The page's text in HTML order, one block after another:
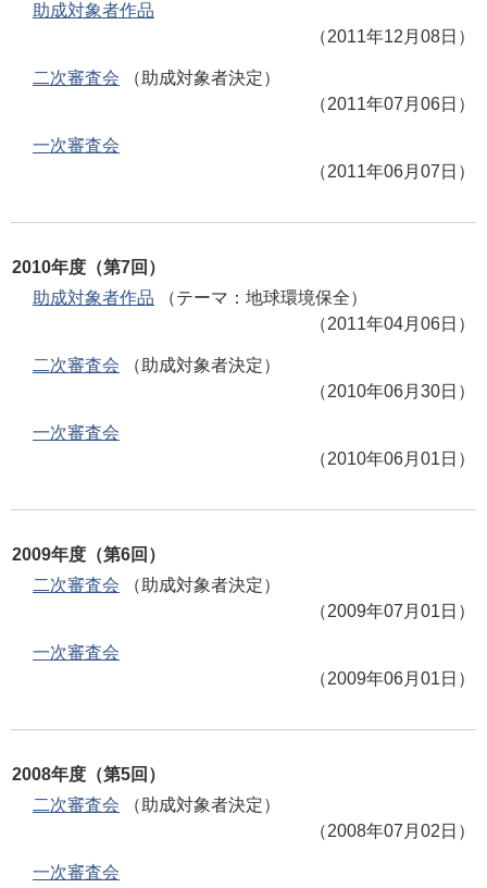
助成対象者作品
（2011年12月08日）
二次審査会 （助成対象者決定）
（2011年07月06日）
一次審査会
（2011年06月07日）
2010年度（第7回）
助成対象者作品 （テーマ：地球環境保全）
（2011年04月06日）
二次審査会 （助成対象者決定）
（2010年06月30日）
一次審査会
（2010年06月01日）
2009年度（第6回）
二次審査会 （助成対象者決定）
（2009年07月01日）
一次審査会
（2009年06月01日）
2008年度（第5回）
二次審査会 （助成対象者決定）
（2008年07月02日）
一次審査会